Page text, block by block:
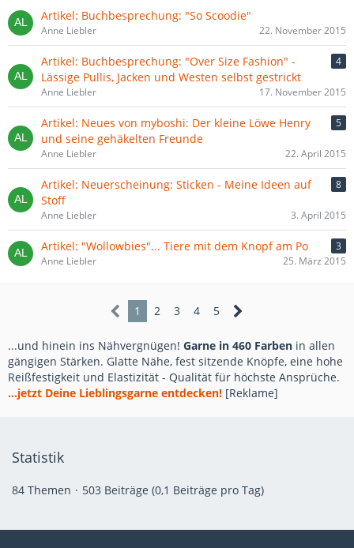
Artikel: Buchbesprechung: "So Scoodie"
Anne Liebler 22. November 2015
Artikel: Buchbesprechung: "Over Size Fashion" -
Lässige Pullis, Jacken und Westen selbst gestrickt
4
Anne Liebler 17. November 2015
Artikel: Neues von myboshi: Der kleine Löwe Henry
und seine gehäkelten Freunde
5
Anne Liebler 22. April 2015
Artikel: Neuerscheinung: Sticken - Meine Ideen auf
Stoff
8
Anne Liebler 3. April 2015
Artikel: "Wollowbies"... Tiere mit dem Knopf am Po
3
Anne Liebler
25. März 2015
1 2 3 4 5
...und hinein ins Nähvergnügen! Garne in 460 Farben in allen
gängigen Stärken. Glatte Nähe, fest sitzende Knöpfe, eine hohe
Reißfestigkeit und Elastizität - Qualität für höchste Ansprüche.
...jetzt Deine Lieblingsgarne entdecken! [Reklame]
Statistik
84 Themen 503 Beiträge (0,1 Beiträge pro Tag)